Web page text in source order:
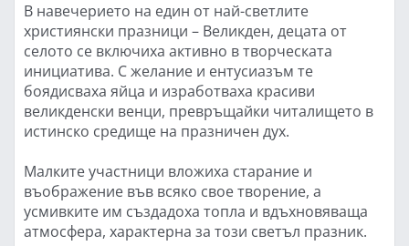
В навечерието на един от най-светлите
християнски празници – Великден, децата от
селото се включиха активно в творческата
инициатива. С желание и ентусиазъм те
боядисваха яйца и изработваха красиви
великденски венци, превръщайки читалището в
истинско средище на празничен дух.
Малките участници вложиха старание и
въображение във всяко свое творение, а
усмивките им създадоха топла и вдъхновяваща
атмосфера, характерна за този светъл празник.